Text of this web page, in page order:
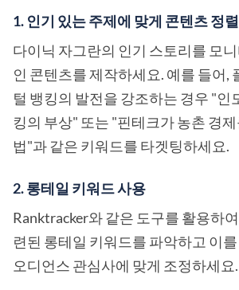
1. 인기 있는 주제에 맞게 콘텐츠 정렬
다이닉 자그란의 인기 스토리를 모
인 콘텐츠를 제작하세요. 예를 들어,
털 뱅킹의 발전을 강조하는 경우 "인
킹의 부상" 또는 "핀테크가 농촌 경
법"과 같은 키워드를 타겟팅하세요.
2. 롱테일 키워드 사용
Ranktracker와 같은 도구를 활용하
련된 롱테일 키워드를 파악하고 이
오디언스 관심사에 맞게 조정하세요.